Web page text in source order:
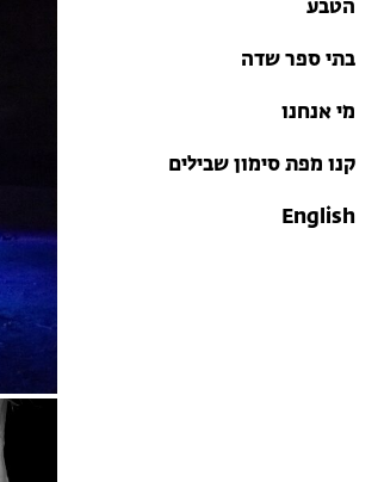
הטבע
בתי ספר שדה
מי אנחנו
קנו מפת סימון שבילים
English